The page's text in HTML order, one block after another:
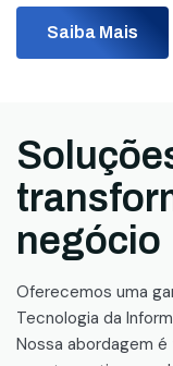
Saiba Mais
negócio
Oferecemos uma
Tecnologia da
Nossa abordagem